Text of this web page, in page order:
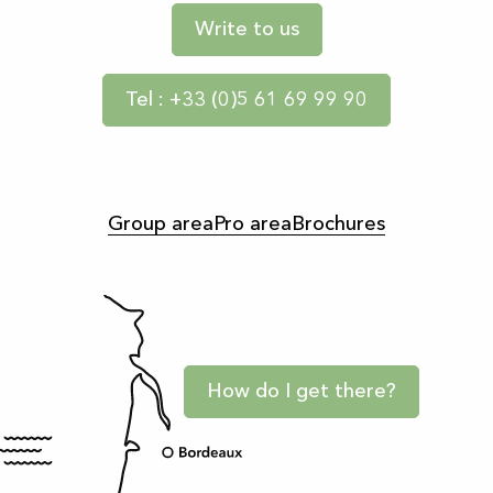
Write to us
Tel : +33 (0)5 61 69 99 90
Group area Pro area Brochures
How do I get there?